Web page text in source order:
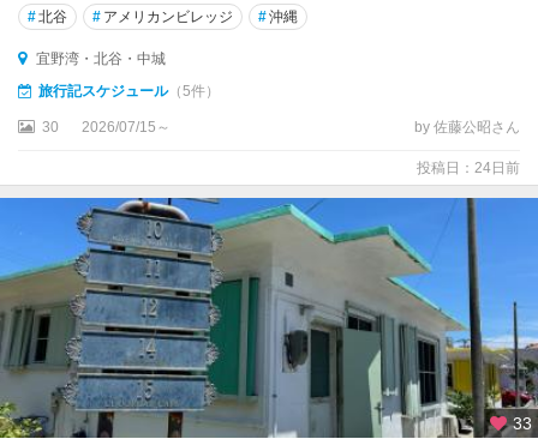
富
島
那
本
部
（
名
護
・
美
ら
#北谷 # アメリカンビレッジ #沖縄
宜野湾・北谷・中城
旅行記スケジュール（5件）
30 2026/07/15～ by 佐藤公昭さん
投稿日：24日前
33